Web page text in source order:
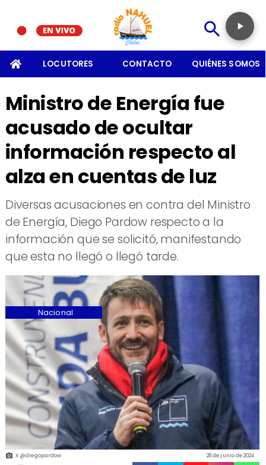
LOCUTORES CONTACTO QUIÉNES SOMOS
Ministro de Energía fue
acusado de ocultar
información respecto al
alza en cuentas de luz
Diversas acusaciones en contra del Ministro
de Energía, Diego Pardow respecto a la
información que se solicitó, manifestando
que esta no llegó o llegó tarde.
X @diegopardow 28 de junio de 2024
Nacional